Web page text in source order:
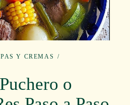
Y CREMAS
o